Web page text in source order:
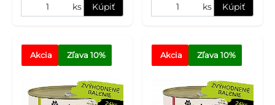
ks Kúpiť ks Kúpiť
Akcia Zľava 10% Akcia Zľava 10%